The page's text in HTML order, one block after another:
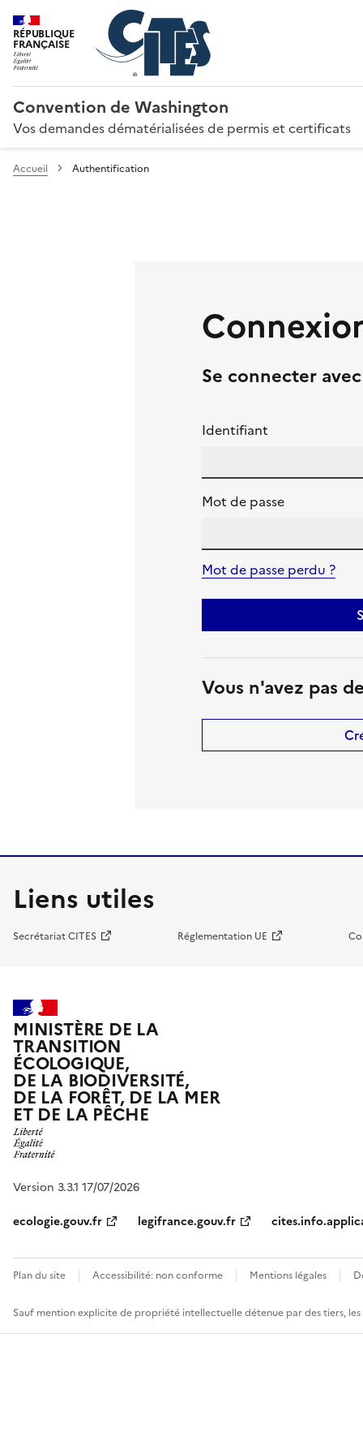
RÉPUBLIQUE
FRANÇAISE
Convention de Washington
Vos demandes dématérialisées de permis et certificats
Accueil Authentification
Se connecter
Identifiant
Mot de passe
Mot de passe perdu ?
Vous n'avez pas
Liens utiles
Secrétariat CITES Réglementation UE
MINISTÈRE DE LA
TRANSITION
ÉCOLOGIQUE,
DE LA BIODIVERSITÉ,
DE LA FORÊT, DE LA MER
ET DE LA PÊCHE
Version 3.3.1 17/07/2026
ecologie.gouv.fr
legifrance.gouv.fr
Plan du site Accessibilité: non conforme Mentions légales
Sauf mention explicite de propriété intellectuelle détenue par des tiers,